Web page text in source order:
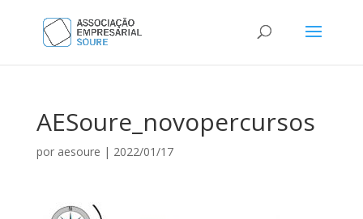
AESoure_novopercursos
por aesoure | 2022/01/17